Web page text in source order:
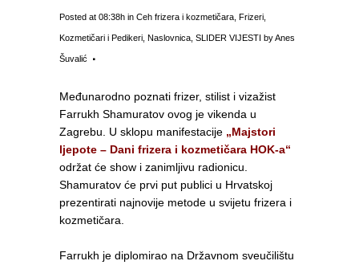
Posted at 08:38h in Ceh frizera i kozmetičara Frizeri
Kozmetičari i Pedikeri Naslovnica SLIDER VIJESTI byAnes
Šuvalić
Međunarodno poznati frizer, stilist i vizažist
Farrukh Shamuratov ovog je vikenda u
Zagrebu. U sklopu manifestacije „Majstori
ljepote – Dani frizera i kozmetičara HOK-a“
održat će show i zanimljivu radionicu.
Shamuratov će prvi put publici u Hrvatskoj
prezentirati najnovije metode u svijetu frizera i
kozmetičara.
Farrukh je diplomirao na Državnom sveučilištu